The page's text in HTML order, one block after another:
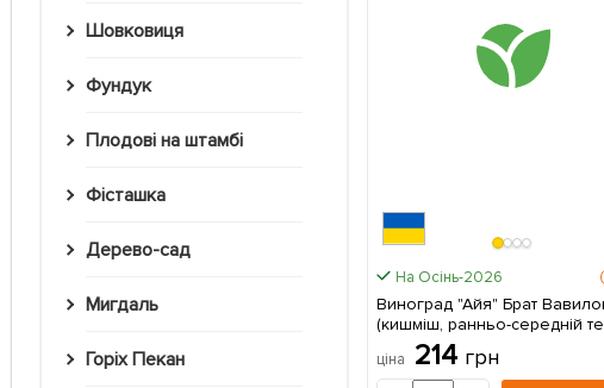
Шовковиця
Фундук
Плодові на штамбі
Фісташка
Дерево-сад
Мигдаль
Горіх Пекан
На Осінь-2026
Виноград "Айя" Брат
(кишміш, ранньо-середній
дозрівання) 1 саджанець в
упаковці
ціна 214 грн